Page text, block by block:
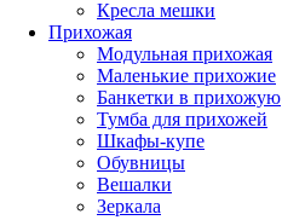
Кресла мешки
Прихожая
Модульная прихожая
Маленькие прихожие
Банкетки в прихожую
Тумба для прихожей
Шкафы-купе
Обувницы
Вешалки
Зеркала